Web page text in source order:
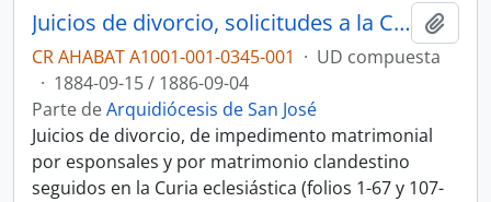
Juicios de divorcio, solicitudes a la Curia diocesana y documentos diversos
CR AHABAT A1001-001-0345-001 · UD compuesta
· 1884-09-15 / 1886-09-04
Parte deArquidiócesis de San José
Juicios de divorcio, de impedimento matrimonial
por esponsales y por matrimonio clandestino
seguidos en la Curia eclesiástica (folios 1-67 y 107-